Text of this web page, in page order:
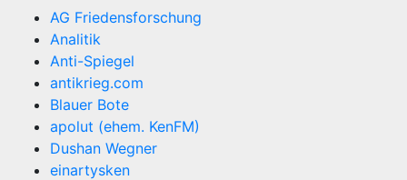
AG Friedensforschung
Analitik
Anti-Spiegel
antikrieg.com
Blauer Bote
apolut (ehem. KenFM)
Dushan Wegner
einartysken